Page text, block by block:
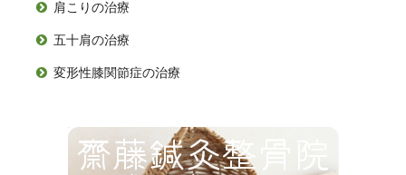
 肩こりの治療
 五十肩の治療
 変形性膝関節症の治療